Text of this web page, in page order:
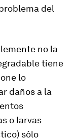
del
no la
tiene
lo
daños a la
o larvas
sólo